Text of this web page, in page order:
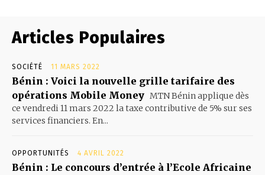
Articles Populaires
SOCIÉTÉ 11 MARS 2022
Bénin : Voici la nouvelle grille tarifaire des
opérations Mobile Money MTN Bénin applique dès
ce vendredi 11 mars 2022 la taxe contributive de 5% sur ses
services financiers. En...
OPPORTUNITÉS 4 AVRIL 2022
Bénin : Le concours d’entrée à l’Ecole Africaine